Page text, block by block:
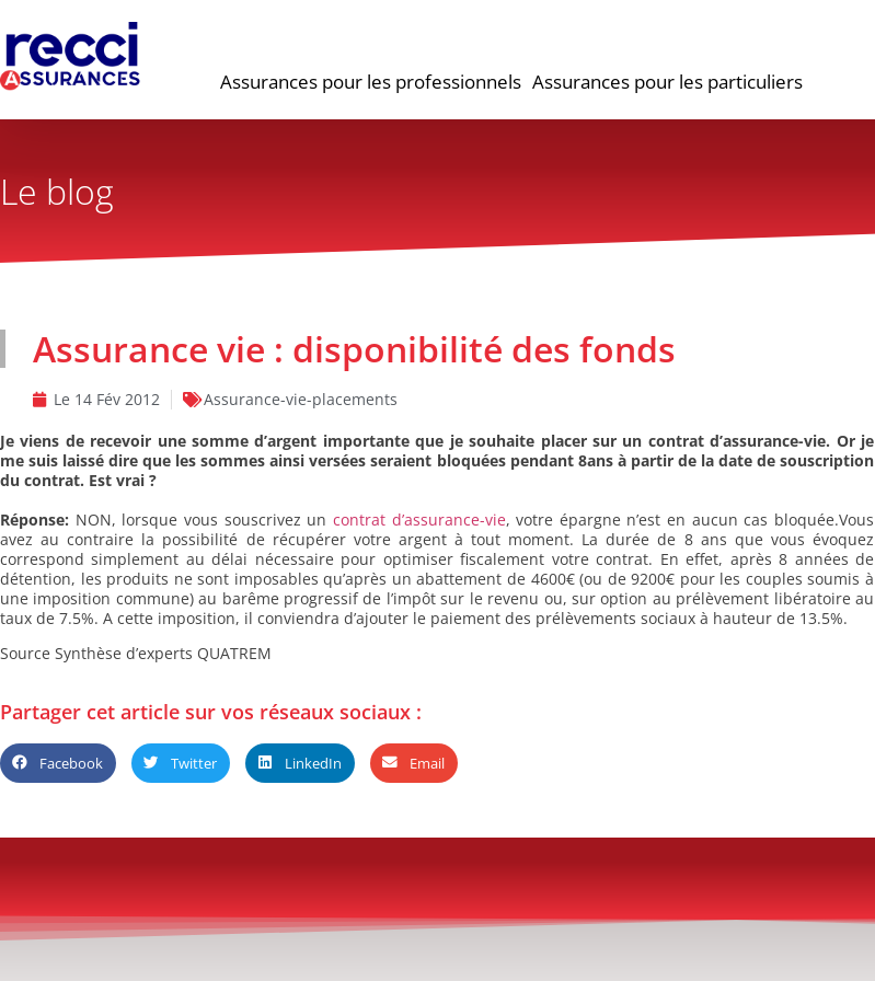
Assurances pour les professionnels Assurances pour les particuliers
Le blog
Assurance vie : disponibilité des fonds
Le 14 Fév 2012
Assurance-vie-placements
Je viens de recevoir une somme d’argent importante que je souhaite placer sur un contrat d’assurance-vie. Or je
me suis laissé dire que les sommes ainsi versées seraient bloquées pendant 8ans à partir de la date de souscription
du contrat. Est vrai ?
Réponse: NON, lorsque vous souscrivez un contrat d’assurance-vie, votre épargne n’est en aucun cas bloquée.Vous
avez au contraire la possibilité de récupérer votre argent à tout moment. La durée de 8 ans que vous évoquez
correspond simplement au délai nécessaire pour optimiser fiscalement votre contrat. En effet, après 8 années de
détention, les produits ne sont imposables qu’après un abattement de 4600€ (ou de 9200€ pour les couples soumis à
une imposition commune) au barême progressif de l’impôt sur le revenu ou, sur option au prélèvement libératoire au
taux de 7.5%. A cette imposition, il conviendra d’ajouter le paiement des prélèvements sociaux à hauteur de 13.5%.
Source Synthèse d’experts QUATREM
Partager cet article sur vos réseaux sociaux :
Facebook Twitter LinkedIn Email